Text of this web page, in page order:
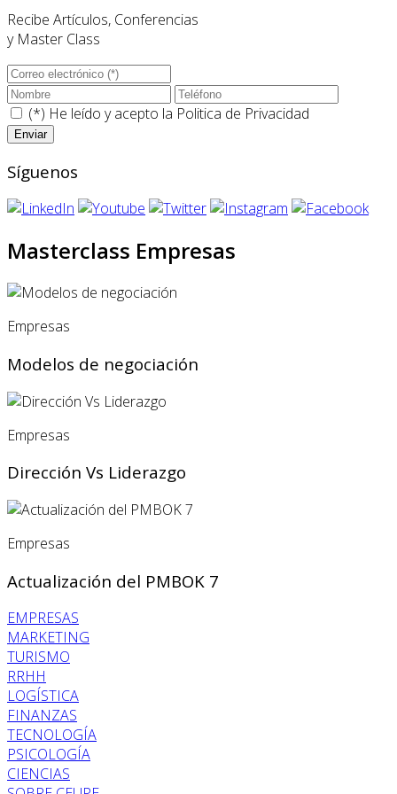
Recibe Artículos, Conferencias
y Master Class
(*) He leído y acepto la Politica de Privacidad
Síguenos
Masterclass Empresas
Empresas
Modelos de negociación
Empresas
Dirección Vs Liderazgo
Empresas
Actualización del PMBOK 7
EMPRESAS
MARKETING
TURISMO
RRHH
LOGÍSTICA
FINANZAS
TECNOLOGÍA
PSICOLOGÍA
CIENCIAS